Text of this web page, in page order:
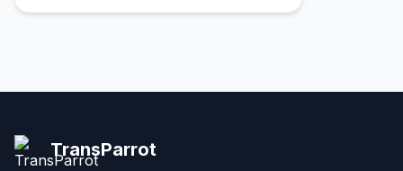
TransParrot